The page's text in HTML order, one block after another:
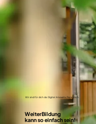
Wir sind für dich da: Digital. Innovativ. Persönlich.
WeiterBildung
kann so einfach sein!